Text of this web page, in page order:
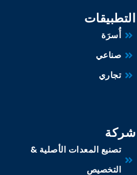
التطبيقات
أُسرَة
صناعي
تجاري
شركة
تصنيع المعدات الأصلية &
التخصيص